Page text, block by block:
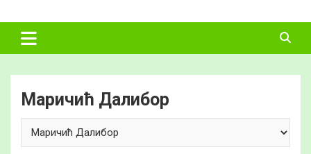
to
content
ФУДБАЛСКИ
САВЕЗ
ВЛАДИМИРЦИ
Маричић Далибор